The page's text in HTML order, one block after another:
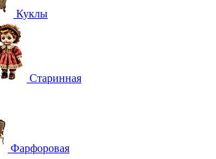
Куклы
Старинная
Фарфоровая